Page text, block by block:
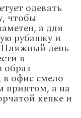
одевать
чтобы
а для
рубашку и
Пляжный день
в
образ
офис смело
принтом, а на
кепке и